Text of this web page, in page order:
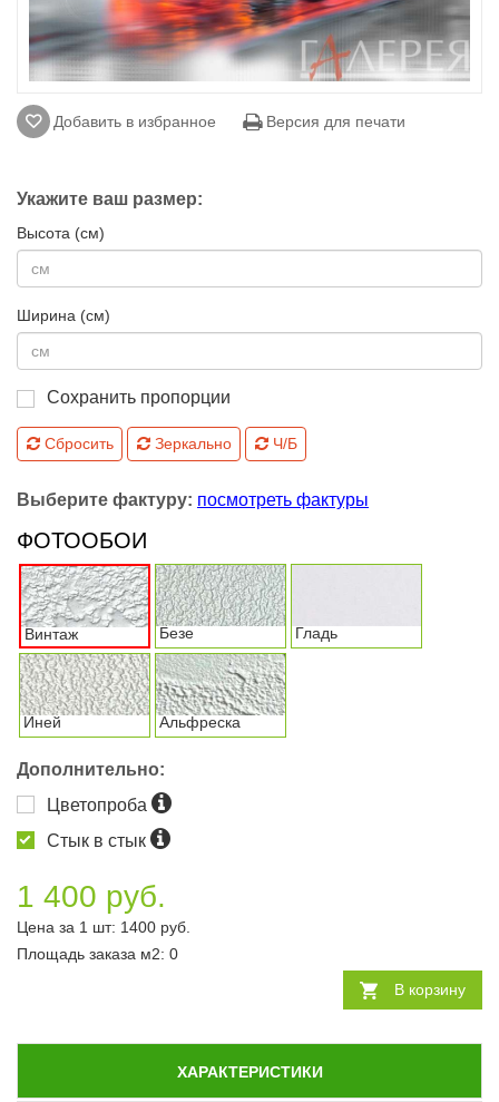
Добавить в избранное Версия для печати
Укажите ваш размер:
Высота (см)
Ширина (см)
Сохранить пропорции
Сбросить Зеркально Ч/Б
Выберите фактуру: посмотреть фактуры
ФОТООБОИ
Винтаж Безе Гладь
Иней Альфреска
Дополнительно:
Цветопроба
Стык в стык
1 400 руб.
Цена за 1 шт: 1400 руб.
Площадь заказа м2: 0
В корзину
ХАРАКТЕРИСТИКИ